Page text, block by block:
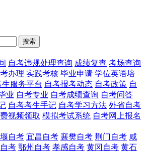
搜索
自考违规处理查询 成绩复查 考场查询
办理 实践考核 毕业申请 学位英语培
生服务平台 自考报考动态 自考政策 自
业 自考专业 自考成绩查询 自考问答
自考考生手记 自考学习方法 外省自考
视频领取 模拟考试系统 自考网上报名
自考 宜昌自考 襄樊自考 荆门自考 咸
考 鄂州自考 孝感自考 黄冈自考 黄石